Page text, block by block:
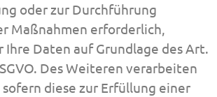
oder zur Durchführung
Maßnahmen erforderlich,
Daten auf Grundlage des Art.
Des Weiteren verarbeiten
diese zur Erfüllung einer